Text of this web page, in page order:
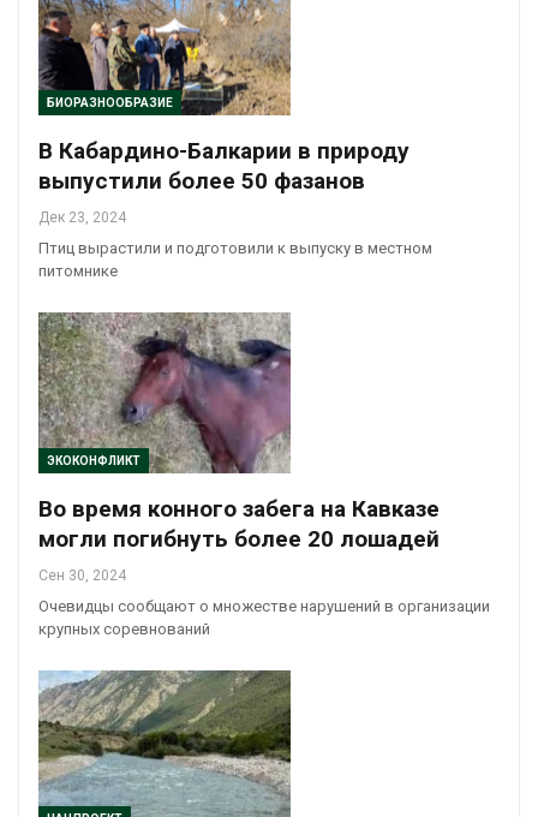
БИОРАЗНООБРАЗИЕ
В Кабардино-Балкарии в природу
выпустили более 50 фазанов
Дек 23, 2024
Птиц вырастили и подготовили к выпуску в местном
питомнике
ЭКОКОНФЛИКТ
Во время конного забега на Кавказе
могли погибнуть более 20 лошадей
Сен 30, 2024
Очевидцы сообщают о множестве нарушений в организации
крупных соревнований